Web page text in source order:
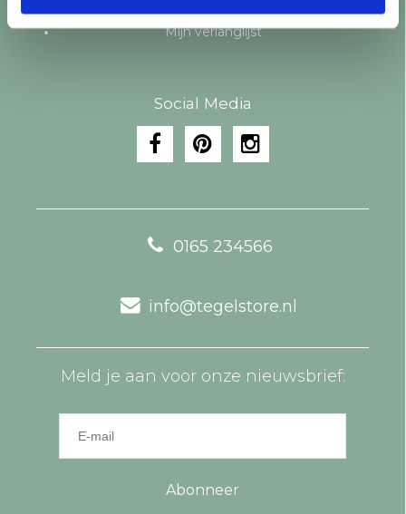
Mijn verlanglijst
Social Media
0165 234566
info@tegelstore.nl
Meld je aan voor onze nieuwsbrief:
Abonneer